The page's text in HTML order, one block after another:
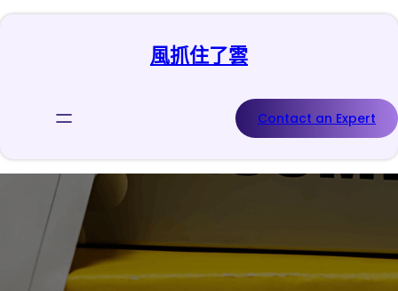
跳
風抓住了雲
Contact an Expert